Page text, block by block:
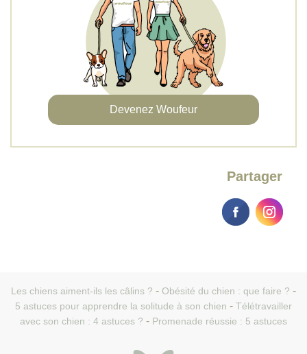
Devenez Woufeur
Partager
Les chiens aiment-ils les câlins ?
Obésité du chien : que faire ?
5 astuces pour apprendre la solitude à son chien
Télétravailler
avec son chien : 4 astuces ?
Promenade réussie : 5 astuces